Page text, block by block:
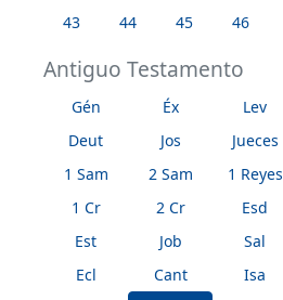
43
44 45 46
Antiguo Testamento
Gén Éx Lev
Deut
Jos Jueces
1 Sam
2 Sam 1 Reyes
1 Cr
2 Cr Esd
Est
Job Sal
Ecl
Cant Isa